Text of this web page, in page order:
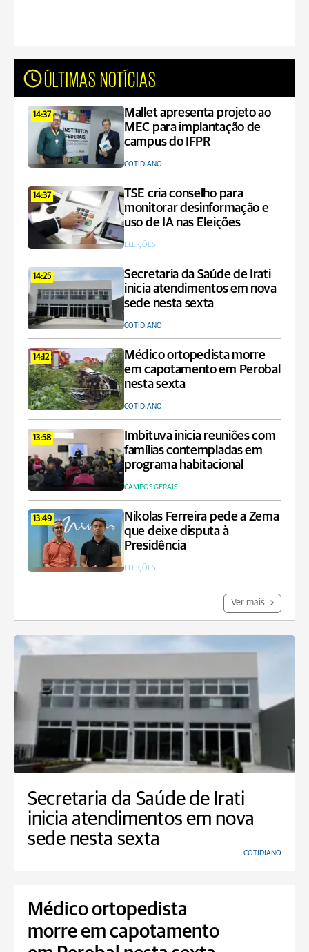
ÚLTIMAS NOTÍCIAS
14:37
Mallet apresenta projeto ao
MEC para implantação de
campus do IFPR
COTIDIANO
14:37
TSE cria conselho para
monitorar desinformação e
uso de IA nas Eleições
ELEIÇÕES
14:25
Secretaria da Saúde de Irati
inicia atendimentos em nova
sede nesta sexta
COTIDIANO
14:12
Médico ortopedista morre
em capotamento em Perobal
nesta sexta
COTIDIANO
13:58
Imbituva inicia reuniões com
famílias contempladas em
programa habitacional
CAMPOS GERAIS
13:49
Nikolas Ferreira pede a Zema
que deixe disputa à
Presidência
ELEIÇÕES
Ver mais
Secretaria da Saúde de Irati
inicia atendimentos em nova
sede nesta sexta
COTIDIANO
Médico ortopedista
morre em capotamento